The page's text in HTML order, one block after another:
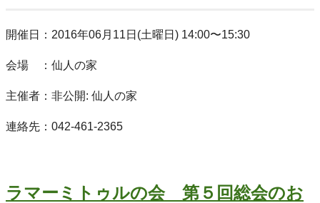
開催日：2016年06月11日(土曜日) 14:00〜15:30
会場 ：仙人の家
主催者：非公開: 仙人の家
連絡先：042-461-2365
ラマーミトゥルの会 第５回総会のお